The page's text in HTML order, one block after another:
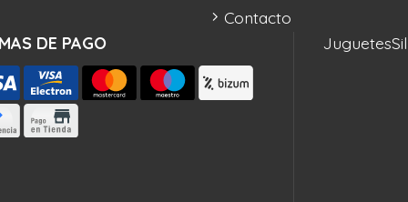
DE PAGO
Contacto
Juguetes